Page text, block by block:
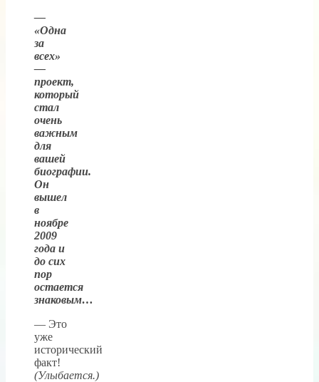
—
«Одна
за
всех»
—
проект,
который
стал
очень
важным
для
вашей
биографии.
Он
вышел
в
ноябре
2009
года и
до сих
пор
остается
знаковым…
— Это
уже
исторический
факт!
(Улыбается.)